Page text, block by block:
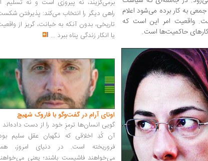
به کار برده می‌شود اعلام
واقعیت امر این است که
حاکمیت‌ها است.
برمی‌گزیند، نه پیروزی است و نه تسلیم.
راهی دیگر را انتخاب می‌کند: پذیرفتن
تاریخی، بدون آنکه به خیانت، گریز از
یا انکار زندگی پناه ببرد ...
اونای آرام در گفت‌وگو با فاروک شهیچ‭
گویی انسان‌ها ترمزِ خود را از دست داده‌اند
آن کُدِ اخلاقی که نگهبان عقل سلیم
فروریخته است. در دنیای امروز،
می‌خواهند فاشیست باشند؛ یعنی